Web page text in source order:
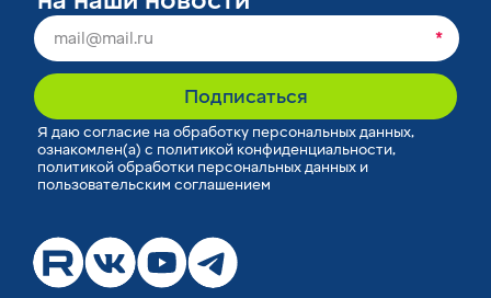
*
Подписаться
Я даю согласие на обработку персональных данных,
ознакомлен(а) с политикой конфиденциальности,
политикой обработки персональных данных и
пользовательским соглашением